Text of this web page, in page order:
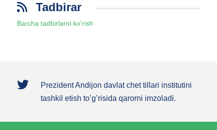
Tadbirar
Barcha tadbirlarni ko'rish
Andijon davlat chet tillari instituti tashkil etildi.